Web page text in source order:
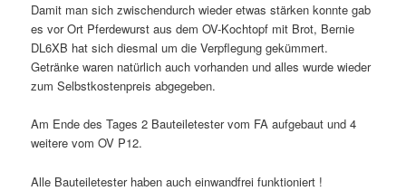
Damit man sich zwischendurch wieder etwas stärken konnte gab
es vor Ort Pferdewurst aus dem OV-Kochtopf mit Brot, Bernie
DL6XB hat sich diesmal um die Verpflegung gekümmert.
Getränke waren natürlich auch vorhanden und alles wurde wieder
zum Selbstkostenpreis abgegeben.
Am Ende des Tages 2 Bauteiletester vom FA aufgebaut und 4
weitere vom OV P12.
Alle Bauteiletester haben auch einwandfrei funktioniert !